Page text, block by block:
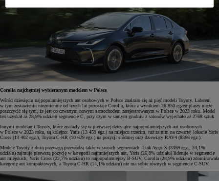
Corolla najchętniej wybieranym modelem w Polsce
Wśród dziesięciu najpopularniejszych aut osobowych w Polsce znalazło się aż pięć modeli Toyoty. Liderem
w tym zestawieniu niezmiennie od trzech lat pozostaje Corolla, która z wynikiem 26 850 egzemplarzy może
poszczycić się tym, że jest co czwartym nowym samochodem zarejestrowanym w Polsce w 2023 roku. Model
ten uzyskał aż 28,9% udziału segmencie C, przy czym w samym grudniu z salonów wyjechało aż 2768 sztuk.
Innymi modelami Toyoty, które znalazły się w pierwszej dziesiątce najpopularniejszych aut osobowych
w Polsce w 2023 roku, są kolejno: Yaris (13 459 egz.) na miejscu trzecim, tuż za nim na czwartej lokacie Yaris
Cross (13 402 egz.), Toyota C-HR (10 629 egz.) na pozycji siódmej oraz dziewiąty RAV4 (8366 egz.).
Modele Toyoty z dużą przewagą przewodzą także w swoich segmentach. I tak Aygo X (3359 egz., 34,1%
udziału) zajmuje pierwszą pozycję w kategorii najmniejszych aut, Yaris (26,8% udziału) lideruje w segmencie
aut miejskich, Yaris Cross (22,7% udziału) to najpopularniejszy B-SUV, Corolla (28,9% udziału) zdominowała
kategorię aut kompaktowych, a Toyota C-HR (14,1% udziału) nie ma sobie równych w segmencie C-SUV.